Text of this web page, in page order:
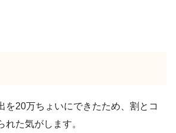
を20万ちょいにできたため、割とコ
れた気がします。